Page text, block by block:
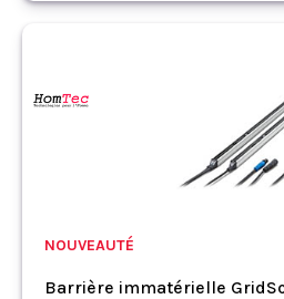
NOUVEAUTÉ
Barrière immatérielle